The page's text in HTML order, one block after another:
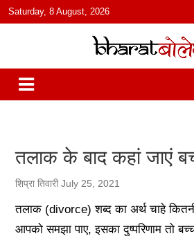
content
Saturday, 8 August, 2026
भारत
हिंदी में समाचार, विचार, ऑडियो, वीडियो और फ़ीचर.
India: News, Views, Info, Trends & Podcast
और पॉडकास्ट
तलाक के बाद कहां जाएं
शिप्रा तिवारी July 25, 2021
तलाक (divorce) शब्द का अर्थ चाहे
आपको समझा पाए, इसका दुष्परिणाम तो